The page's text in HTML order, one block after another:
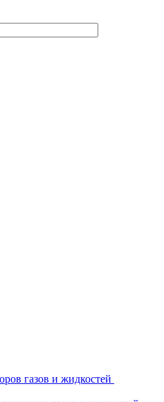
газов и жидкостей